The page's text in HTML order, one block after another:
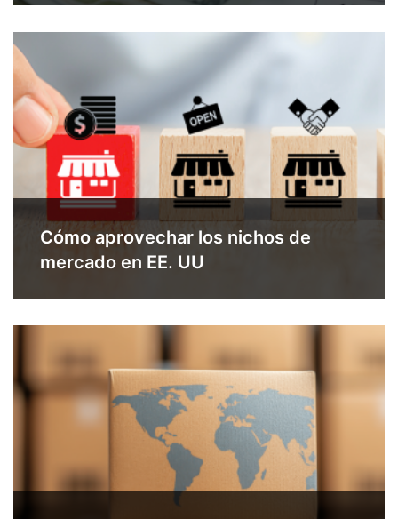
Cómo aprovechar los nichos de
mercado en EE. UU